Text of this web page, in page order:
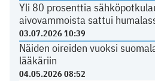
Yli 80 prosenttia
aivovammoista sattui
03.07.2026 10:39
Näiden oireiden vuoksi
lääkäriin
04.05.2026 08:52